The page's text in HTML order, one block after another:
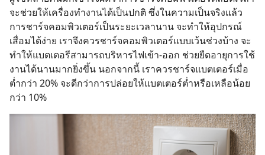
จะช่วยให้เครื่องทำงานได้เป็นปกติ ซึ่งในความเป็นจริงแล้ว
การชาร์จคอมพิวเตอร์เป็นระยะเวลานาน จะทำให้อุปกรณ์
เสื่อมได้ง่าย เราจึงควรชาร์จคอมพิวเตอร์แบบเว้นช่วงบ้าง จะ
ทำให้แบตเตอรีสามารถบริหารไฟเข้า-ออก ช่วยยืดอายุการใช้
งานได้นานมากยิ่งขึ้น นอกจากนี้ เราควรชาร์จแบตเตอร์เมื่อ
ต่ำกว่า 20% จะดีกว่าการปล่อยให้แบตเตอร์ต่ำหรือเหลือน้อย
กว่า 10%